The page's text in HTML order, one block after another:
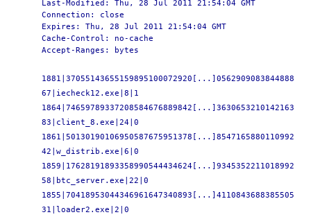
Last-Modified: Thu, 28 Jul 2011 21:54:04 GMT
Connection: close
Expires: Thu, 28 Jul 2011 21:54:04 GMT
Cache-Control: no-cache
Accept-Ranges: bytes
1881|37055143655159895100072920 [...] 0562909083844888
67|iecheck12.exe|8|1
1864|74659789337208584676889842 [...] 3630653210142163
83|client_8.exe|24|0
1861|50130190106950587675951378 [...] 8547165880110992
42|w_distrib.exe|6|0
1859|17628191893358990544434624 [...] 9345352211018992
58|btc_server.exe|22|0
1855|70418953044346961647340893 [...] 4110843688385505
31|loader2.exe|2|0